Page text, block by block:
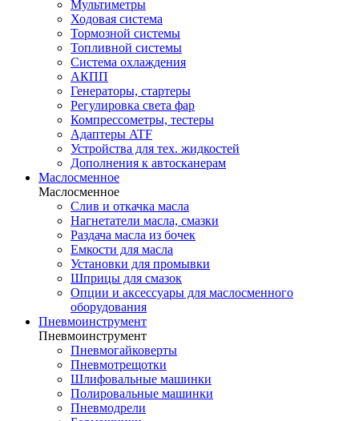
Мультиметры
Ходовая система
Тормозной системы
Топливной системы
Система охлаждения
АКПП
Генераторы, стартеры
Регулировка света фар
Компрессометры, тестеры
Адаптеры ATF
Устройства для тех. жидкостей
Дополнения к автосканерам
Маслосменное
Маслосменное
Слив и откачка масла
Нагнетатели масла, смазки
Раздача масла из бочек
Емкости для масла
Установки для промывки
Шприцы для смазок
Опции и аксессуары для маслосменного
оборудования
Пневмоинструмент
Пневмоинструмент
Пневмогайковерты
Пневмотрещотки
Шлифовальные машинки
Полировальные машинки
Пневмодрели